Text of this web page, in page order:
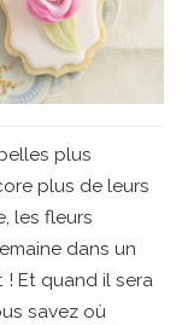
plus
plus de leurs
les fleurs
dans un
Et quand il sera
savez où